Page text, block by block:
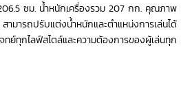
ซม. น้ำหนักเครื่องรวม 207 กก. คุณภาพ
มารถปรับแต่งน้ำหนักและตำแหน่งการเล่นได้
ทุกไลฟ์สไตล์และความต้องการของผู้เล่นทุก